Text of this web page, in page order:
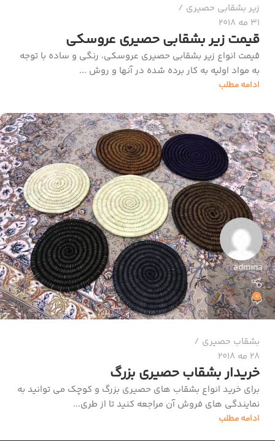
زیر بشقابی حصیری
31 مه 2018
قیمت زیر بشقابی حصیری عروسکی
قیمت انواع زیر بشقابی حصیری عروسکی، رنگی و ساده با توجه
به مواد اولیه به کار برده شده در آنها و روش ...
ادامه مطلب
admina
0
بشقاب حصیری
28 مه 2018
خریدار بشقاب حصیری بزرگ
برای خرید انواع بشقاب های حصیری بزرگ و کوچک می‌ توانید به
نمایندگی های فروش آن مراجعه کنید تا از طری...
ادامه مطلب